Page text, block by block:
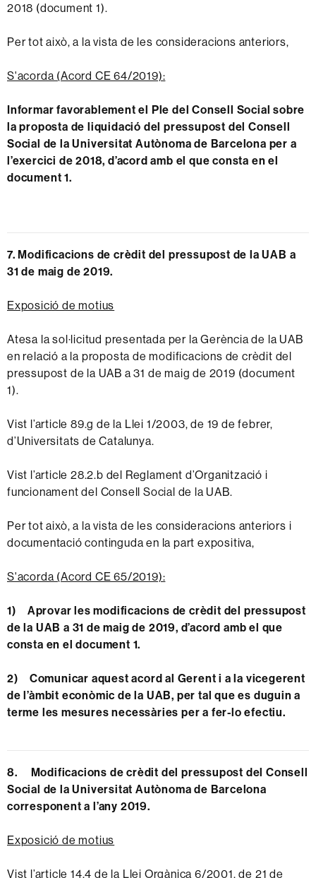
2018 (document 1).
Per tot això, a la vista de les consideracions anteriors,
S'acorda (Acord CE 64/2019):
Informar favorablement el Ple del Consell Social sobre
la proposta de liquidació del pressupost del Consell
Social de la Universitat Autònoma de Barcelona per a
l’exercici de 2018, d’acord amb el que consta en el
document 1.
7. Modificacions de crèdit del pressupost de la UAB a
31 de maig de 2019.
Exposició de motius
Atesa la sol·licitud presentada per la Gerència de la UAB
en relació a la proposta de modificacions de crèdit del
pressupost de la UAB a 31 de maig de 2019 (document
1).
Vist l’article 89.g de la Llei 1/2003, de 19 de febrer,
d’Universitats de Catalunya.
Vist l’article 28.2.b del Reglament d’Organització i
funcionament del Consell Social de la UAB.
Per tot això, a la vista de les consideracions anteriors i
documentació continguda en la part expositiva,
S'acorda (Acord CE 65/2019):
1) Aprovar les modificacions de crèdit del pressupost
de la UAB a 31 de maig de 2019, d’acord amb el que
consta en el document 1.
2) Comunicar aquest acord al Gerent i a la vicegerent
de l’àmbit econòmic de la UAB, per tal que es duguin a
terme les mesures necessàries per a fer-lo efectiu.
8. Modificacions de crèdit del pressupost del Consell
Social de la Universitat Autònoma de Barcelona
corresponent a l’any 2019.
Exposició de motius
Vist l’article 14.4 de la Llei Orgànica 6/2001, de 21 de